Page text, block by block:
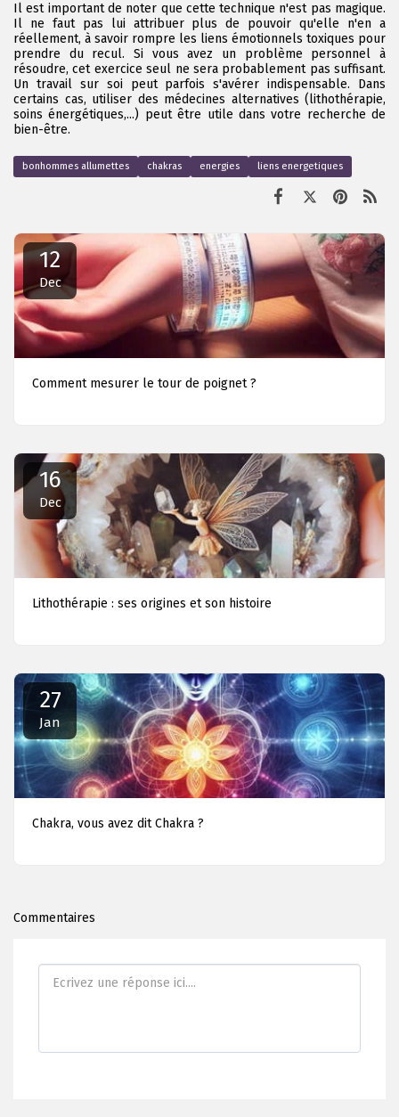
Il est important de noter que cette technique n'est pas magique.
Il ne faut pas lui attribuer plus de pouvoir qu'elle n'en a
réellement, à savoir rompre les liens émotionnels toxiques pour
prendre du recul. Si vous avez un problème personnel à
résoudre, cet exercice seul ne sera probablement pas suffisant.
Un travail sur soi peut parfois s'avérer indispensable. Dans
certains cas, utiliser des médecines alternatives (lithothérapie,
soins énergétiques,...) peut être utile dans votre recherche de
bien-être.
bonhommes allumettes chakras energies liens energetiques
12
Dec
Comment mesurer le tour de poignet ?
16
Dec
Lithothérapie : ses origines et son histoire
27
Jan
Chakra, vous avez dit Chakra ?
Commentaires